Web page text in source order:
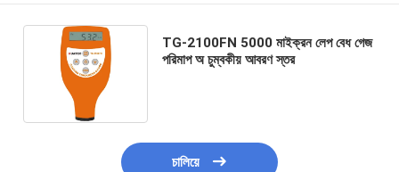
TG-2100FN 5000 মাইক্রন লেপ বেধ গেজ
পরিমাপ অ চুম্বকীয় আবরণ স্তর
চালিয়ে